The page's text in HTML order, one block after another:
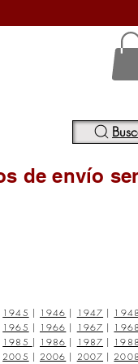
de envío
1945 | 1946 | 1947 | 1948
1965 | 1966 | 1967 | 1968
1985 | 1986 | 1987 | 1988
2005 | 2006 | 2007 | 2008